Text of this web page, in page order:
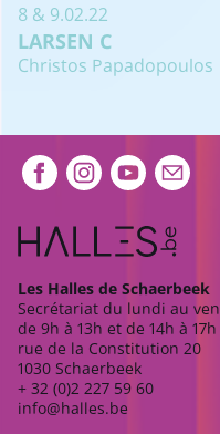
8 & 9.02.22
LARSEN C
Christos Papadopoulos
Extra
Les Halles de Schaerbeek
Secrétariat du lundi au
de 9h à 13h et de 14h à 17h
rue de la Constitution 20
1030 Schaerbeek
+ 32 (0)2 227 59 60
info@halles.be